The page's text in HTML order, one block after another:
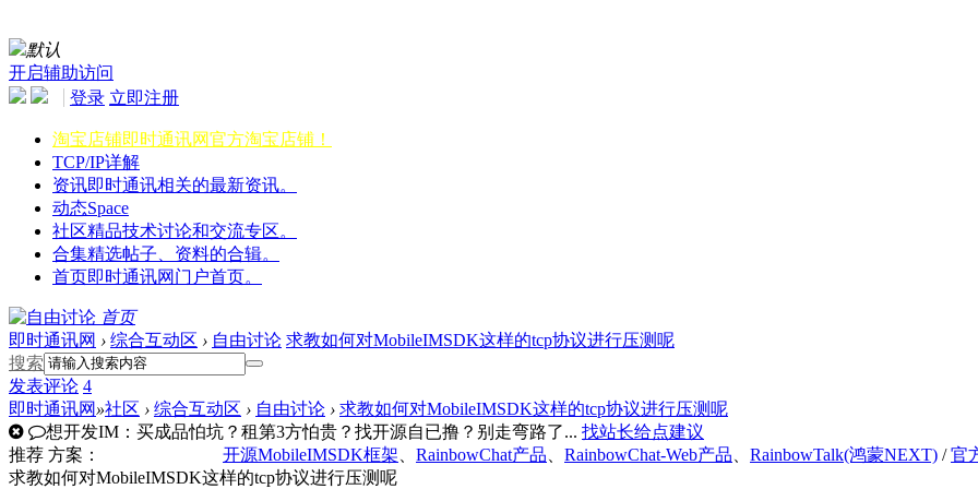
默认
开启辅助访问
登录 立即注册
淘宝店铺即时通讯网官方淘宝店铺！
TCP/IP详解
资讯即时通讯相关的最新资讯。
动态Space
社区精品技术讨论和交流专区。
合集精选帖子、资料的合辑。
首页即时通讯网门户首页。
首页
即时通讯网 › 综合互动区 › 自由讨论 求教如何对MobileIMSDK这样的tcp协议进行压测呢
搜索
发表评论 4
即时通讯网 »社区 › 综合互动区 › 自由讨论 › 求教如何对MobileIMSDK这样的tcp协议进行压测呢
想开发IM：买成品怕坑？租第3方怕贵？找开源自已撸？别走弯路了... 找站长给点建议
推荐 方案： 开源MobileIMSDK框架 RainbowChat产品 RainbowChat-Web产品 RainbowTalk(鸿蒙NEXT) / 官
求教如何对MobileIMSDK这样的tcp协议进行压测呢